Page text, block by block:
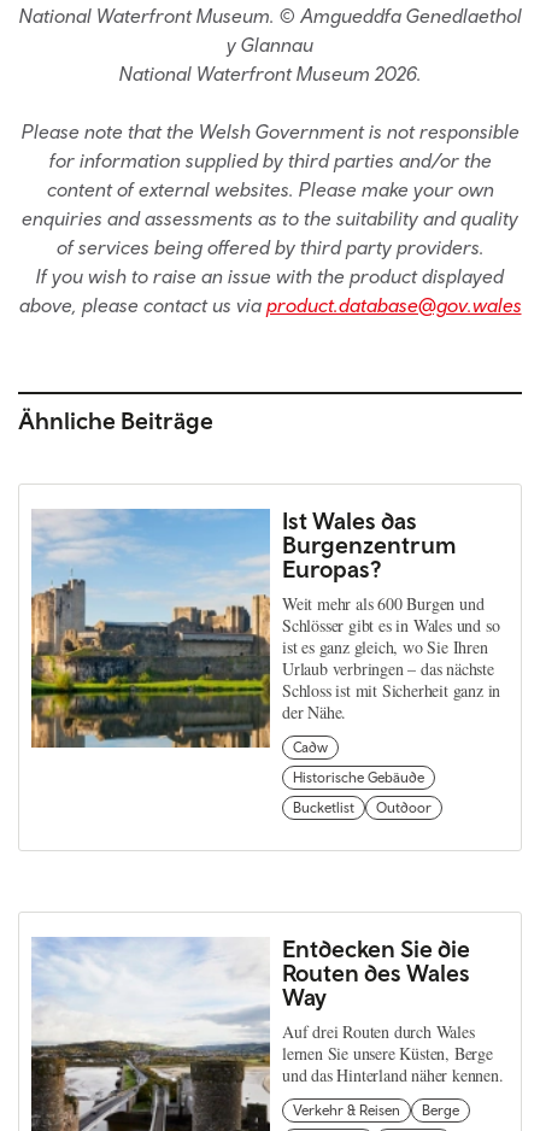
National Waterfront Museum. © Amgueddfa Genedlaethol
y Glannau
National Waterfront Museum 2026.
Please note that the Welsh Government is not responsible
for information supplied by third parties and/or the
content of external websites. Please make your own
enquiries and assessments as to the suitability and quality
of services being offered by third party providers.
If you wish to raise an issue with the product displayed
above, please contact us via product.database@gov.wales
Ähnliche Beiträge
Ist Wales das
Burgenzentrum
Europas?
Weit mehr als 600 Burgen und
Schlösser gibt es in Wales und so
ist es ganz gleich, wo Sie Ihren
Urlaub verbringen – das nächste
Schloss ist mit Sicherheit ganz in
der Nähe.
Cadw
Historische Gebäude
Bucketlist
Outdoor
Entdecken Sie die
Routen des Wales
Way
Auf drei Routen durch Wales
lernen Sie unsere Küsten, Berge
und das Hinterland näher kennen.
Verkehr & Reisen
Berge